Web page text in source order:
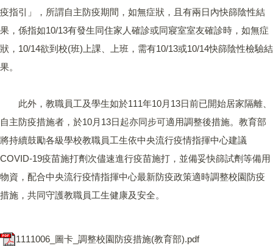
疫指引」，所謂自主防疫期間，如無症狀，且有兩日內快篩陰性結
果，係指如10/13有發生同住家人確診或同寢室室友確診時，如無症
狀，10/14欲到校(班)上課、上班，需有10/13或10/14快篩陰性檢驗結
果。
此外，教職員工及學生如於111年10月13日前已開始居家隔離、
自主防疫措施者，於10月13日起亦同步可適用調整後措施。教育部
將持續鼓勵各級學校教職員工生依中央流行疫情指揮中心建議
COVID-19疫苗施打劑次儘速進行疫苗施打，並備妥快篩試劑等備用
物資，配合中央流行疫情指揮中心最新防疫政策適時調整校園防疫
措施，共同守護教職員工生健康及安全。
1111006_圖卡_調整校園防疫措施(教育部).pdf